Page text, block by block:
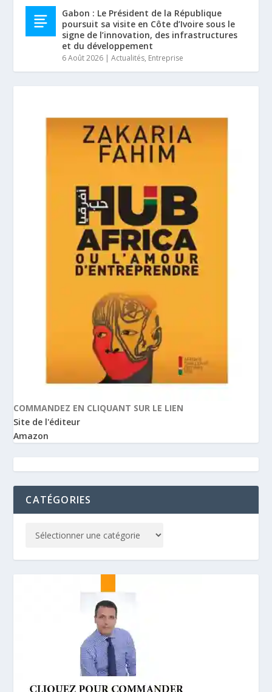
Gabon : Le Président de la République
poursuit sa visite en Côte d’Ivoire sous le
signe de l’innovation, des infrastructures
et du développement
6 Août 2026 |Actualités, Entreprise
COMMANDEZ EN CLIQUANT SUR LE LIEN
Site de l'éditeur
Amazon
CATÉGORIES